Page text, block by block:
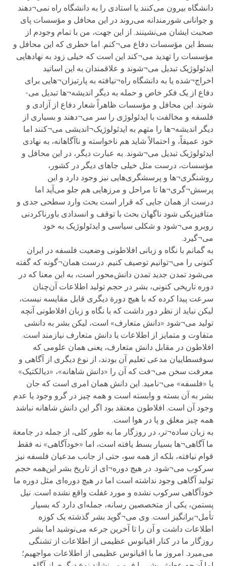
دانشگاه بیرون می‌کنند یا استادی را به دانشگاه راه نمی¬دهند
و جوانانی شورمندانه می‌روند در این محافل و مؤسسات پای
صحبت ایشان می‌نشینند. از این جهت، من با تمام وجودم از
بسط این مؤسسات دفاع می¬کنم. اما خطری که این محافل و
مؤسسات را تهدید می¬کند این است که خیلی زود به نهادهایی
ایدئولوژیک تبدیل می¬شوند و علاقمندان به این اساتید
اخراج¬شده یا به دانشگاه راه¬نیافته به پارتیزان¬هایی برای
دفاع از یک فکر خاص و حمله به دیگر اندیشه¬ها تبدیل می-
شوند. این محافل و مؤسسات ظاهراً شعار دفاع از آزادی و
فلسفه و مخالفت با ایدئولوژی را سر می¬دهند و بسیاری از
دیگر اندیشه¬ها را متهم به ایدئولوژیک¬اندیشی می¬کنند اما
خود عمیقاً، و احتمالاً شاید هم ناخواسته و ناآگاهانه، به نهادی
ایدئولوژیک تبدیل می¬شوند. به عبارت دیگر، در این محافل و
مؤسسات، درست مثل خیلی جاهای دیگر در کشور،
روشنگری¬ها و پرسشگری‌هایی نیز وجود دارد و این
پرسش¬گری¬ها تا مراحل و مرزهایی هم جلو می‌آید اما
درست از همان جایی که قرار است بحث وارد سطحی جدی و
متافیزیکی شود ناگهان بحث با توقف و انسدادی باورناکردنی
روبرو می¬شود و شکلی سیاسی و ایدئولوژیک به خود
می¬گیرد.
به گمانم با نگاه و زبانی افلاطونی وضعیت فلسفه در ایران
کنونی را می¬توانیم توصیف کنیم. درست همان¬گونه که گفته
می‌شود تمدن جدید تمدن دانش‌محور است، به این معنا که در
دوره تاریخی کنونی، بشر در حجم تولید اطلاعات آن‌چنان
سرعت پیدا کرده که با هیچ دورة دیگری قابل مقایسه نیست،
لیکن نباید از نظر دور داشت که با نگاه و زبان افلاطونی آنچه
تولید می¬شود «دانش متعارف» است، لیکن بشر به دانشی
متفاوت و متمایز از اطلاعات یا دانش متعارف نیازمند است.
افلاطون در مقابل دانش متعارف، یعنی همان علومی که
سوفسطاییان مدعی تعلیم آن بودند، از نوع دیگری از آگاهی و
معرفت سخن می¬فت که آن را «دانش شاهانه»، «دیالکتیک»
یا «فلسفه» می¬نامید. این دانش همان امری است که جان
بشر به آن بسته و وابسته است و همه چیز در گرو وجود یا عدم
وجود آن است. افلاطون معتقد بود اگر این دانش شاهانه نباشد
همه چیز معلق و پا در هوا است.
به زبان ساده¬تر، در روزگار ما به طور کلی، از جمله در جامعة
ما آگاهی¬ها بسیار بسط یافته است، اما «خودآگاهی» نه فقط
قوام نیافته، بلکه از همه سو، حتی از جانب مدعیان فلسفه نیز
سرکوب می¬شود. در هیچ دوره¬ای از تاریخ بشر این‌همه حجم
تولید آگاهی وجود نداشته است اما در هیچ دوره‌ای مثل دوره ما
خودآگاهی سرکوب نشده و مورد غفلت واقع نشده است. نیل
پستمن، یکی از متخصصین رسانه، جمله‌ای دارد که بسیار
تأمل¬برانگیز است. وی می¬گوید بشر گذشته یک کوزه
اطلاعات داشت و آن را تا آخرین جرعه می‌نوشید اما بشر
روزگار ما در کنار اقیانوس عظیمی از اطلاعات از تشنگی
می‌میرد. امروز ما با اقیانوس عظیمی از اطلاعات مواجهیم؛